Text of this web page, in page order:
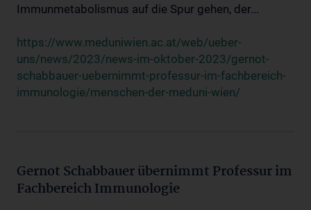
Immunmetabolismus auf die Spur gehen, der...
https://www.meduniwien.ac.at/web/ueber-
uns/news/2023/news-im-oktober-2023/gernot-
schabbauer-uebernimmt-professur-im-fachbereich-
immunologie/menschen-der-meduni-wien/
Gernot Schabbauer übernimmt Professur im
Fachbereich Immunologie